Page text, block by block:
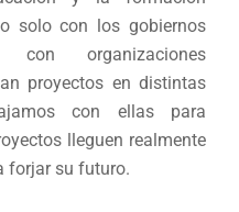
solo con los gobiernos
organizaciones
proyectos en distintas
con ellas para
lleguen realmente
forjar su futuro.